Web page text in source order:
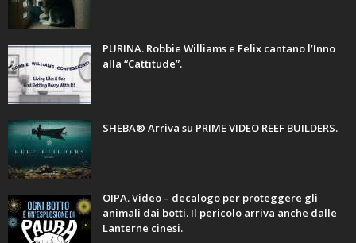
PURINA. Robbie Williams e Felix cantano l’Inno
alla “Cattitude”.
SHEBA® Arriva su PRIME VIDEO REEF BUILDERS.
OIPA. Video – decalogo per proteggere gli
animali dai botti. Il pericolo arriva anche dalle
Lanterne cinesi.